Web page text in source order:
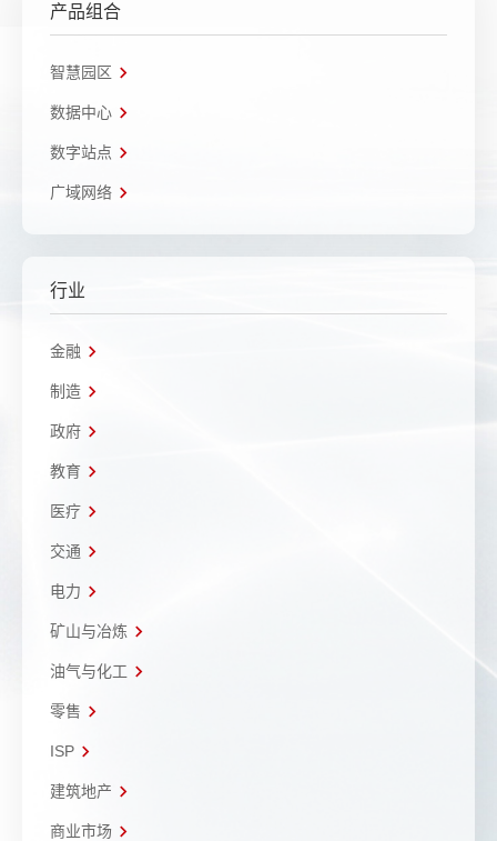
产品组合
智慧园区
数据中心
数字站点
广域网络
行业
金融
制造
政府
教育
医疗
交通
电力
矿山与冶炼
油气与化工
零售
ISP
建筑地产
商业市场